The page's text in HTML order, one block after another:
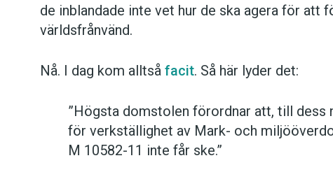
de inblandade inte vet hur de ska agera för att
världsfrånvänd.
Nå. I dag kom alltså facit. Så här lyder det:
”Högsta domstolen förordnar att, till dess
för verkställighet av Mark- och
M 10582-11 inte får ske.”